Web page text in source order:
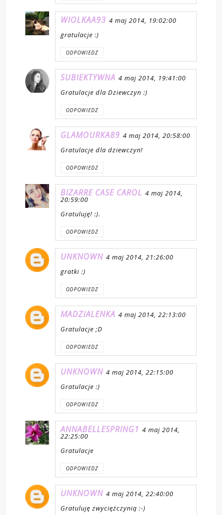
WIOLKAA93 4 maj 2014, 19:02:00
gratulacje :)
ODPOWIEDZ
SUBIEKTYWNA 4 maj 2014, 19:41:00
Gratulacje dla Dziewczyn :)
ODPOWIEDZ
GLAMOURKA89 4 maj 2014, 20:58:00
Gratulacje dla dziewczyn!
ODPOWIEDZ
BIZARRE CASE CAROL 4 maj 2014,
20:59:00
Gratuluję! :).
ODPOWIEDZ
UNKNOWN 4 maj 2014, 21:26:00
gratki :)
ODPOWIEDZ
MADZIALENKA 4 maj 2014, 22:13:00
Gratulacje ;D
ODPOWIEDZ
UNKNOWN 4 maj 2014, 22:15:00
Gratulacje :)
ODPOWIEDZ
ANNABELLESPRING1 4 maj 2014,
22:25:00
Gratulacje
ODPOWIEDZ
UNKNOWN 4 maj 2014, 22:40:00
Gratuluję zwyciężczynią :-)